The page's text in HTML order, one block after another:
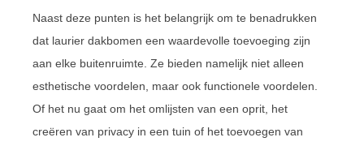
Naast deze punten is het belangrijk om te benadrukken
dat laurier dakbomen een waardevolle toevoeging zijn
aan elke buitenruimte. Ze bieden namelijk niet alleen
esthetische voordelen, maar ook functionele voordelen.
Of het nu gaat om het omlijsten van een oprit, het
creëren van privacy in een tuin of het toevoegen van